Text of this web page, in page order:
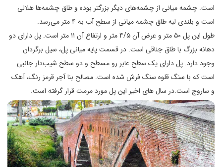
است. چشمه میانی از چشمه‌های دیگر بزرگتر بوده و طاق چشمه‌ها هلالی
است و بلندی لبه طاق چشمه میانی از سطح آب به ۴ متر می‌رسد.
طول این پل ۵۰ متر و عرض آن ۴/۵ متر و ارتفاع آن ۱۱ متر است. پل دارای دو
دهانه بزرگ با طاق جناقی است. در قسمت پایه میانی پل، سیل برگردان
وجود دارد. پل دارای یک سطح عابر رو مسطح و دو سطح شیب‌دار جانبی
است که با سنگ قلوه سنگ فرش شده است. مصالح بنا آجر قرمز رنگ، آهک
و ساروج است.در سال های اخیر این پل مورد مرمت قرار گرفته است.